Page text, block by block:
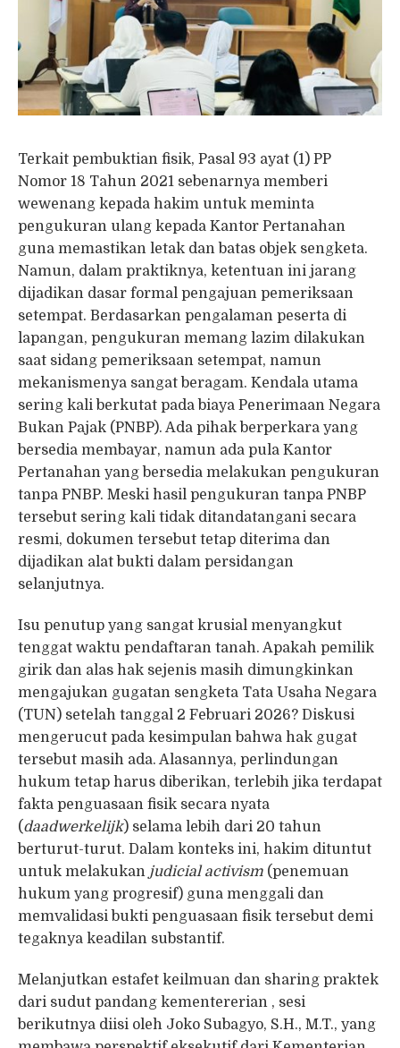
Terkait pembuktian fisik, Pasal 93 ayat (1) PP
Nomor 18 Tahun 2021 sebenarnya memberi
wewenang kepada hakim untuk meminta
pengukuran ulang kepada Kantor Pertanahan
guna memastikan letak dan batas objek sengketa.
Namun, dalam praktiknya, ketentuan ini jarang
dijadikan dasar formal pengajuan pemeriksaan
setempat. Berdasarkan pengalaman peserta di
lapangan, pengukuran memang lazim dilakukan
saat sidang pemeriksaan setempat, namun
mekanismenya sangat beragam. Kendala utama
sering kali berkutat pada biaya Penerimaan Negara
Bukan Pajak (PNBP). Ada pihak berperkara yang
bersedia membayar, namun ada pula Kantor
Pertanahan yang bersedia melakukan pengukuran
tanpa PNBP. Meski hasil pengukuran tanpa PNBP
tersebut sering kali tidak ditandatangani secara
resmi, dokumen tersebut tetap diterima dan
dijadikan alat bukti dalam persidangan
selanjutnya.
Isu penutup yang sangat krusial menyangkut
tenggat waktu pendaftaran tanah. Apakah pemilik
girik dan alas hak sejenis masih dimungkinkan
mengajukan gugatan sengketa Tata Usaha Negara
(TUN) setelah tanggal 2 Februari 2026? Diskusi
mengerucut pada kesimpulan bahwa hak gugat
tersebut masih ada. Alasannya, perlindungan
hukum tetap harus diberikan, terlebih jika terdapat
fakta penguasaan fisik secara nyata
(daadwerkelijk) selama lebih dari 20 tahun
berturut-turut. Dalam konteks ini, hakim dituntut
untuk melakukan judicial activism (penemuan
hukum yang progresif) guna menggali dan
memvalidasi bukti penguasaan fisik tersebut demi
tegaknya keadilan substantif.
Melanjutkan estafet keilmuan dan sharing praktek
dari sudut pandang kementererian , sesi
berikutnya diisi oleh Joko Subagyo, S.H., M.T., yang